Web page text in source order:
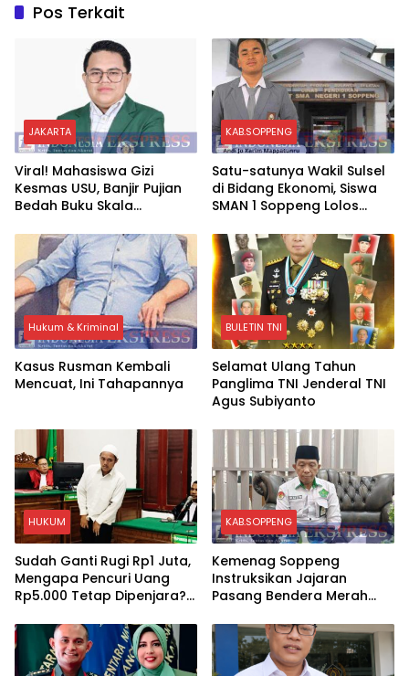
Pos Terkait
JAKARTA
Viral! Mahasiswa Gizi
Kesmas USU, Banjir Pujian
Bedah Buku Skala
Rupiah Referensi Akademik
Dunia
KAB.SOPPENG
Satu-satunya Wakil Sulsel
di Bidang Ekonomi, Siswa
SMAN 1 Soppeng Lolos
2026
Hukum & Kriminal
Kasus Rusman Kembali
Mencuat, Ini Tahapannya
BULETIN TNI
Selamat Ulang Tahun
Panglima TNI Jenderal TNI
Agus Subiyanto
HUKUM
Sudah Ganti Rugi Rp1 Juta,
Mengapa Pencuri Uang
Rp5.000 Tetap Dipenjara?
KAB.SOPPENG
Kemenag Soppeng
Instruksikan Jajaran
Pasang Bendera Merah